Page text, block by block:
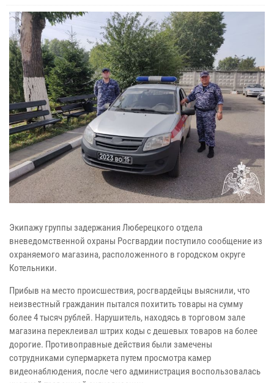
Экипажу группы задержания Люберецкого отдела
вневедомственной охраны Росгвардии поступило сообщение из
охраняемого магазина, расположенного в городском округе
Котельники.
Прибыв на место происшествия, росгвардейцы выяснили, что
неизвестный гражданин пытался похитить товары на сумму
более 4 тысяч рублей. Нарушитель, находясь в торговом зале
магазина переклеивал штрих коды с дешевых товаров на более
дорогие. Противоправные действия были замечены
сотрудниками супермаркета путем просмотра камер
видеонаблюдения, после чего администрация воспользовалась